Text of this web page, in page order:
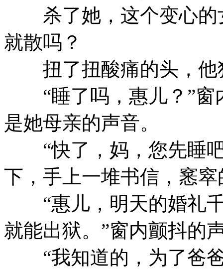
杀了她，这个变心的
就散吗？
扭了扭酸痛的头，他
“睡了吗，惠儿？”窗
是她母亲的声音。
“快了，妈，您先睡吧
下，手上一堆书信，窸
“惠儿，明天的婚礼千
就能出狱。”窗内颤抖的
“我知道的，为了爸爸